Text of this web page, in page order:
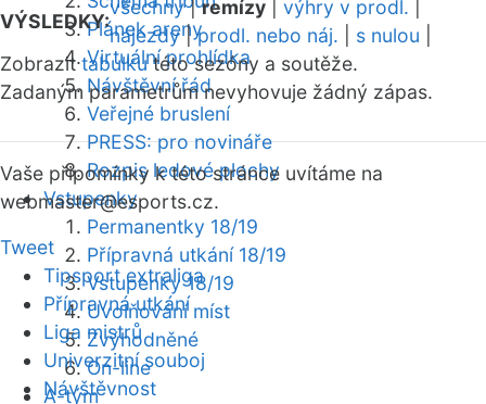
Plánek areny
Virtuální prohlídka
Návštěvní řád
Veřejné bruslení
PRESS: pro novináře
Rozpis ledové plochy
Vstupenky
Permanentky 18/19
Přípravná utkání 18/19
Vstupenky 18/19
Uvolňování míst
Zvýhodněné
On-line
A-tým
VÝSLEDKY:
všechny|remízy výhry v prodl.
nájezdy|prodl. nebo náj. s nulou
Zobrazittabulkutéto sezóny a soutěže.
Zadaným parametrům nevyhovuje žádný zápas.
Vaše připomínky k této stránce uvítáme na
webmaster@esports.cz.
Tweet
Tipsport extraliga
Přípravná utkání
Liga mistrů
Univerzitní souboj
Návštěvnost